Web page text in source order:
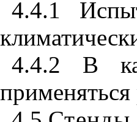
4.4.1
4.4.2 В
применяться